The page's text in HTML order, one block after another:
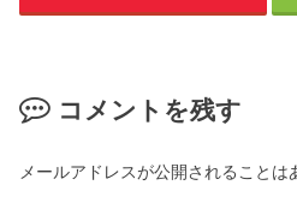
コメントを残す
メールアドレスが公開されることは